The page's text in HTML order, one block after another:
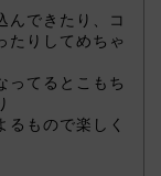
んできたり、コ
たりしてめちゃ
ってるとこもち
もので楽しく